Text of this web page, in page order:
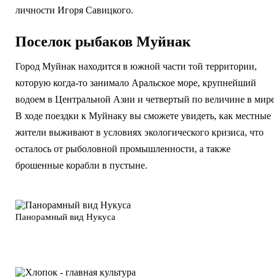
личности Игоря Савицкого.
Поселок рыбаков Муйнак
Город Муйнак находится в южной части той территории,
которую когда-то занимало Аральское море, крупнейший
водоем в Центральной Азии и четвертый по величине в
В ходе поездки к Муйнаку вы сможете увидеть, как местные
жители выживают в условиях экологического кризиса, что
осталось от рыболовной промышленности, а также
брошенные корабли в пустыне.
Панорамный вид Нукуса